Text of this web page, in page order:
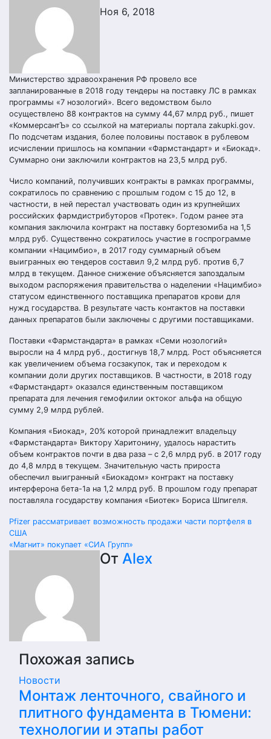
Ноя 6, 2018
Министерство здравоохранения РФ провело все
запланированные в 2018 году тендеры на поставку ЛС в рамках
программы «7 нозологий». Всего ведомством было
осуществлено 88 контрактов на сумму 44,67 млрд руб., пишет
«КоммерсантЪ» со ссылкой на материалы портала zakupki.gov.
По подсчетам издания, более половины поставок в рублевом
исчислении пришлось на компании «Фармстандарт» и «Биокад».
Суммарно они заключили контрактов на 23,5 млрд руб.
Число компаний, получивших контракты в рамках программы,
сократилось по сравнению с прошлым годом с 15 до 12, в
частности, в ней перестал участвовать один из крупнейших
российских фармдистрибуторов «Протек». Годом ранее эта
компания заключила контракт на поставку бортезомиба на 1,5
млрд руб. Существенно сократилось участие в госпрограмме
компании «Нацимбио», в 2017 году суммарный объем
выигранных ею тендеров составил 9,2 млрд руб. против 6,7
млрд в текущем. Данное снижение объясняется запоздалым
выходом распоряжения правительства о наделении «Нацимбио»
статусом единственного поставщика препаратов крови для
нужд государства. В результате часть контактов на поставки
данных препаратов были заключены с другими поставщиками.
Поставки «Фармстандарта» в рамках «Семи нозологий»
выросли на 4 млрд руб., достигнув 18,7 млрд. Рост объясняется
как увеличением объема госзакупок, так и переходом к
компании доли других поставщиков. В частности, в 2018 году
«Фармстандарт» оказался единственным поставщиком
препарата для лечения гемофилии октоког альфа на общую
сумму 2,9 млрд рублей.
Компания «Биокад», 20% которой принадлежит владельцу
«Фармстандарта» Виктору Харитонину, удалось нарастить
объем контрактов почти в два раза – с 2,6 млрд руб. в 2017 году
до 4,8 млрд в текущем. Значительную часть прироста
обеспечил выигранный «Биокадом» контракт на поставку
интерферона бета-1а на 1,2 млрд руб. В прошлом году препарат
поставляла государству компания «Биотек» Бориса Шпигеля.
Навигация
по
записям
Pfizer рассматривает возможность продажи части портфеля в
США
«Магнит» покупает «СИА Групп»
От Alex
Похожая запись
Новости
Монтаж ленточного, свайного и
плитного фундамента в Тюмени:
технологии и этапы работ